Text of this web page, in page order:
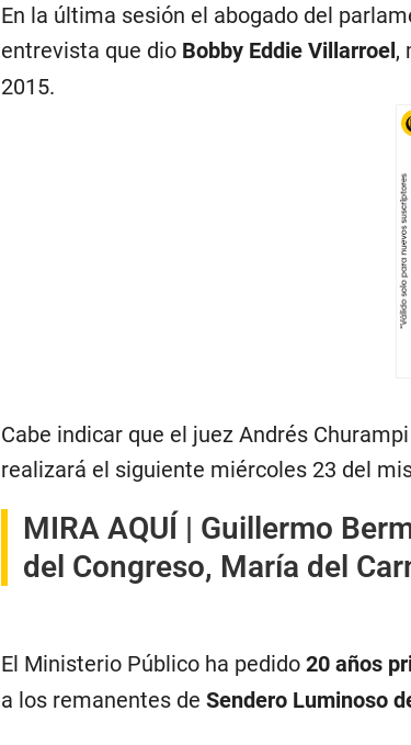
En la última sesión el abogado del
entrevista que dio Bobby Eddie Villarroel,
2015.
Cabe indicar que el juez Andrés
realizará el siguiente miércoles 23 del
MIRA AQUÍ | Guillermo
del Congreso, María del
El Ministerio Público ha pedido20 años
a los remanentes deSendero Luminoso